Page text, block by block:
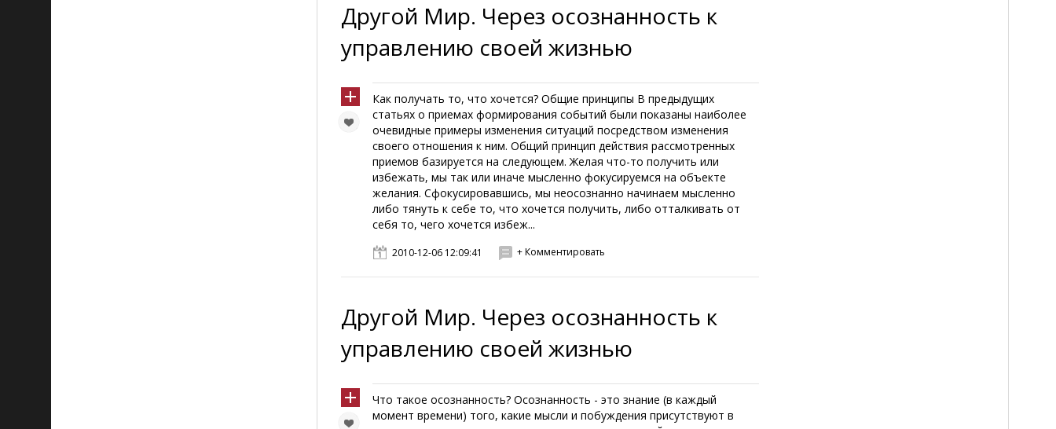
Другой Мир. Через осознанность к
управлению своей жизнью
Как получать то, что хочется? Общие принципы В предыдущих
статьях о приемах формирования событий были показаны наиболее
очевидные примеры изменения ситуаций посредством изменения
своего отношения к ним. Общий принцип действия рассмотренных
приемов базируется на следующем. Желая что-то получить или
избежать, мы так или иначе мысленно фокусируемся на объекте
желания. Сфокусировавшись, мы неосознанно начинаем мысленно
либо тянуть к себе то, что хочется получить, либо отталкивать от
себя то, чего хочется избеж...
2010-12-06 12:09:41 + Комментировать
Другой Мир. Через осознанность к
управлению своей жизнью
Что такое осознанность? Осознанность - это знание (в каждый
момент времени) того, какие мысли и побуждения присутствуют в